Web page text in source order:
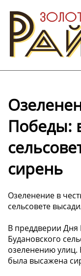
Победы:
сирень
Озеленение в
сельсовете
В преддверии
Будановского
озеленению улиц.
была высажена